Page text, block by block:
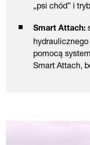
„psi chód” i
Smart Attach:
pomocą
Smart Attach,